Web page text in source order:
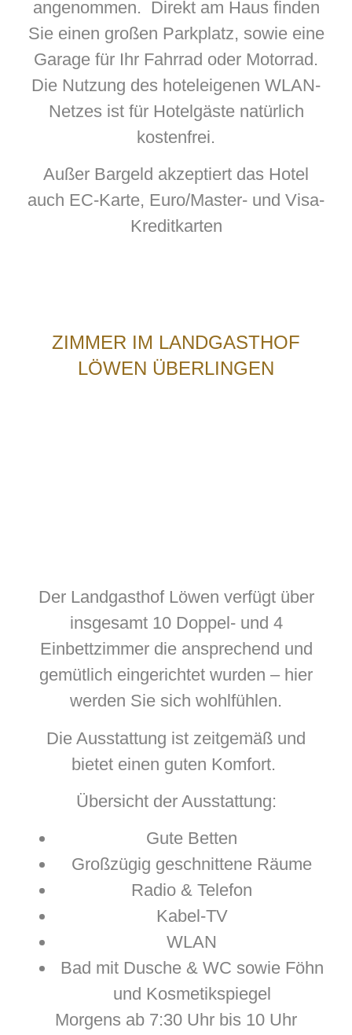
angenommen. Direkt am Haus finden
Sie einen großen Parkplatz, sowie eine
Garage für Ihr Fahrrad oder Motorrad.
Die Nutzung des hoteleigenen WLAN-
Netzes ist für Hotelgäste natürlich
kostenfrei.
Außer Bargeld akzeptiert das Hotel
auch EC-Karte, Euro/Master- und Visa-
Kreditkarten
ZIMMER IM LANDGASTHOF
LÖWEN ÜBERLINGEN
Der Landgasthof Löwen verfügt über
insgesamt 10 Doppel- und 4
Einbettzimmer die ansprechend und
gemütlich eingerichtet wurden – hier
werden Sie sich wohlfühlen.
Die Ausstattung ist zeitgemäß und
bietet einen guten Komfort.
Übersicht der Ausstattung:
Gute Betten
Großzügig geschnittene Räume
Radio & Telefon
Kabel-TV
WLAN
Bad mit Dusche & WC sowie Föhn
und Kosmetikspiegel
Morgens ab 7:30 Uhr bis 10 Uhr